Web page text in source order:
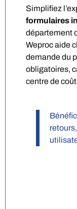
Simplifiez
formulaires
département
Weproc aide
demande du
obligatoires,
centre de